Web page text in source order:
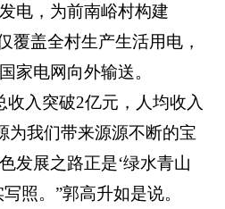
电，为前南峪村构建
覆盖全村生产生活用电，
家电网向外输送。
收入突破2亿元，人均收入
为我们带来源源不断的宝
发展之路正是‘绿水青山
照。”郭高升如是说。